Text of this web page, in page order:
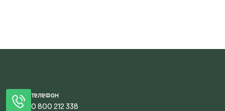
Телефон
0 800 212 338